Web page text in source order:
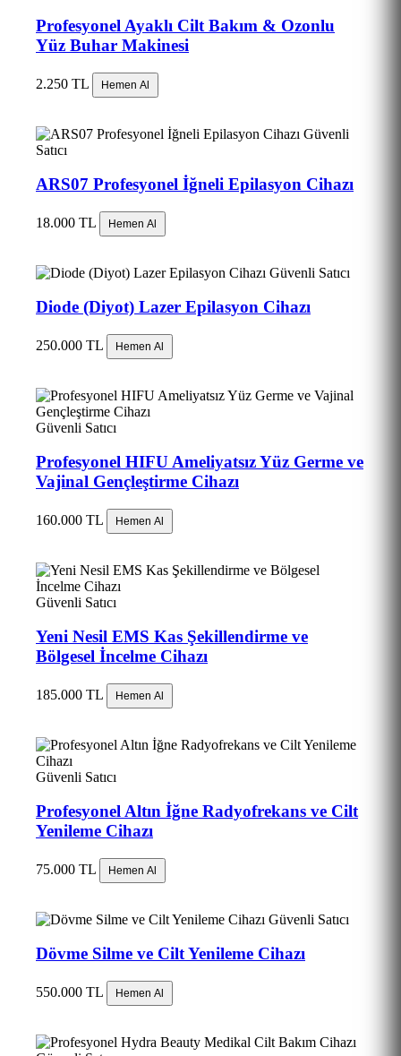
Profesyonel Ayaklı Cilt Bakım & Ozonlu
Yüz Buhar Makinesi
2.250 TL Hemen Al
Güvenli
Satıcı
ARS07 Profesyonel İğneli Epilasyon Cihazı
18.000 TL Hemen Al
Güvenli Satıcı
Diode (Diyot) Lazer Epilasyon Cihazı
250.000 TL Hemen Al
Güvenli Satıcı
Profesyonel HIFU Ameliyatsız Yüz Germe ve
Vajinal Gençleştirme Cihazı
160.000 TL Hemen Al
Güvenli Satıcı
Yeni Nesil EMS Kas Şekillendirme ve
Bölgesel İncelme Cihazı
185.000 TL Hemen Al
Güvenli Satıcı
Profesyonel Altın İğne Radyofrekans ve Cilt
Yenileme Cihazı
75.000 TL Hemen Al
Güvenli Satıcı
Dövme Silme ve Cilt Yenileme Cihazı
550.000 TL Hemen Al